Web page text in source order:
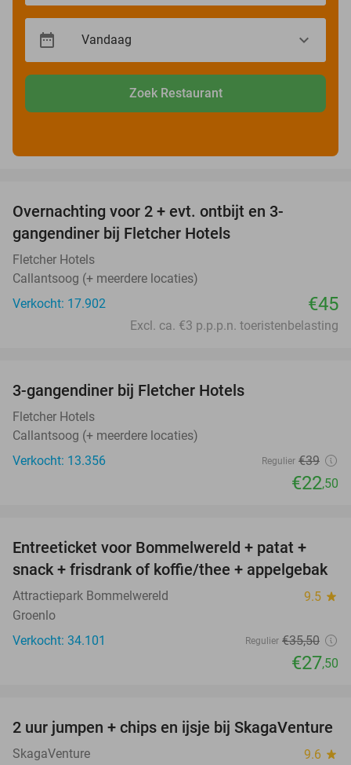
Zoek Restaurant
Overnachting voor 2 + evt. ontbijt en 3-
gangendiner bij Fletcher Hotels
Fletcher Hotels
Callantsoog (+ meerdere locaties)
Verkocht: 17.902
€45
Excl. ca. €3 p.p.p.n. toeristenbelasting
3-gangendiner bij Fletcher Hotels
Fletcher Hotels
Callantsoog (+ meerdere locaties)
Verkocht: 13.356
Regulier €39
€22,50
23%
Entreeticket voor Bommelwereld + patat +
snack + frisdrank of koffie/thee + appelgebak
Attractiepark Bommelwereld 9.5 star
Groenlo
Verkocht: 34.101
Regulier €35,50
€27,50
45%
2 uur jumpen + chips en ijsje bij SkagaVenture
SkagaVenture 9.6 star